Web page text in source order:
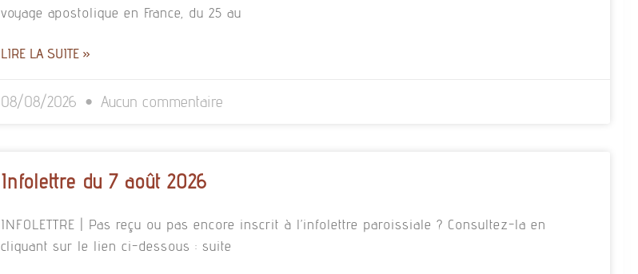
voyage apostolique en France, du 25 au
LIRE LA SUITE »
08/08/2026 Aucun commentaire
Infolettre du 7 août 2026
INFOLETTRE | Pas reçu ou pas encore inscrit à l’infolettre paroissiale ? Consultez-la en
cliquant sur le lien ci-dessous : suite